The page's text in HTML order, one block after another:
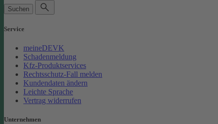
Suchen
Service
meineDEVK
Schadenmeldung
Kfz-Produktservices
Rechtsschutz-Fall melden
Kundendaten ändern
Leichte Sprache
Vertrag widerrufen
Unternehmen